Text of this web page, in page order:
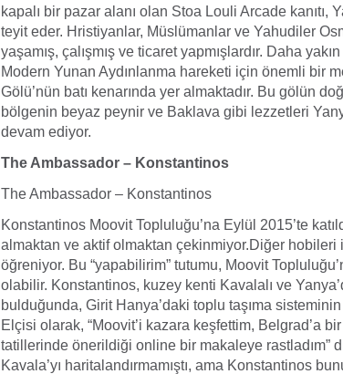
kapalı bir pazar alanı olan Stoa Louli Arcade kanıtı,
teyit eder. Hristiyanlar, Müslümanlar ve Yahudiler
yaşamış, çalışmış ve ticaret yapmışlardır. Daha
Modern Yunan Aydınlanma hareketi için önemli bir
Gölü’nün batı kenarında yer almaktadır. Bu gölün
bölgenin beyaz peynir ve Baklava gibi lezzetleri
devam ediyor.
The Ambassador – Konstantinos
The Ambassador – Konstantinos
Konstantinos Moovit Topluluğu’na Eylül 2015’te
almaktan ve aktif olmaktan çekinmiyor.Diğer hobileri
öğreniyor. Bu “yapabilirim” tutumu, Moovit
olabilir. Konstantinos, kuzey kenti Kavalalı ve
bulduğunda, Girit Hanya’daki toplu taşıma
Elçisi olarak, “Moovit’i kazara keşfettim, Belgrad’a
tatillerinde önerildiği online bir makaleye rastladım”
Kavala’yı haritalandırmamıştı, ama Konstantinos